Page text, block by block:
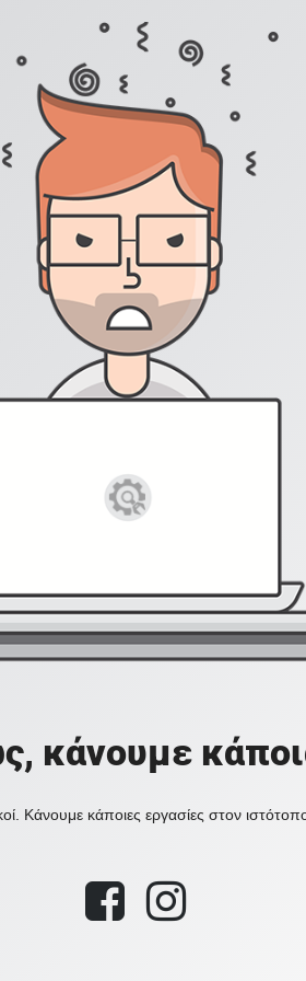
κάνουμε
Κάνουμε κάποιες εργασίες στον